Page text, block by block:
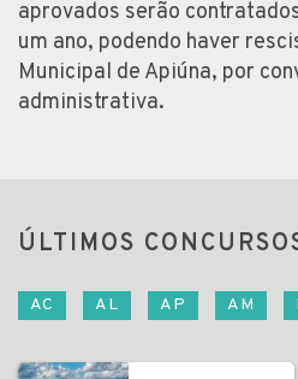
aprovados serão
um ano, podendo haver
Municipal de Apiúna, por
administrativa.
ÚLTIMOS
AC AL AP AM